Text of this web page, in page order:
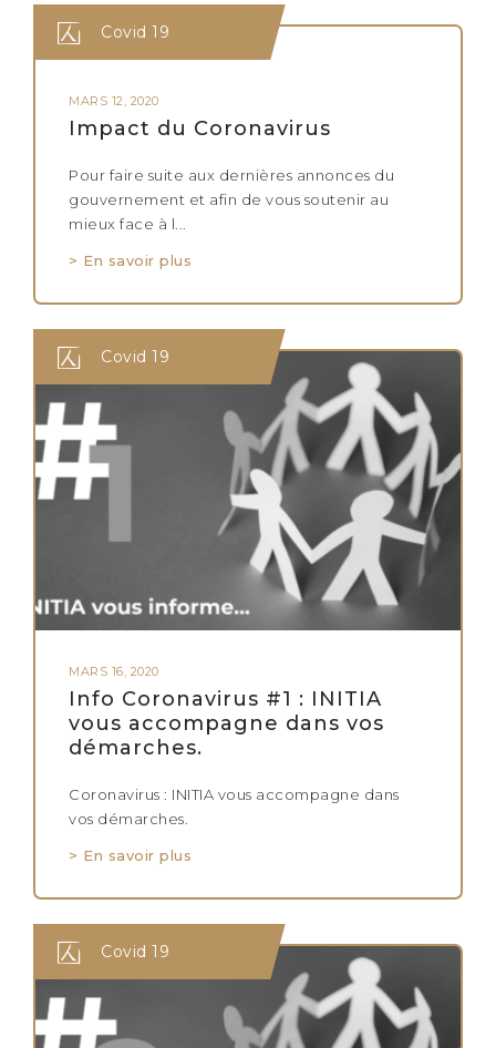
Covid 19
MARS 12, 2020
Impact du Coronavirus
Pour faire suite aux dernières annonces du
gouvernement et afin de vous soutenir au
mieux face à l...
> En savoir plus
Covid 19
MARS 16, 2020
Info Coronavirus #1 : INITIA
vous accompagne dans vos
démarches.
Coronavirus : INITIA vous accompagne dans
vos démarches.
> En savoir plus
Covid 19